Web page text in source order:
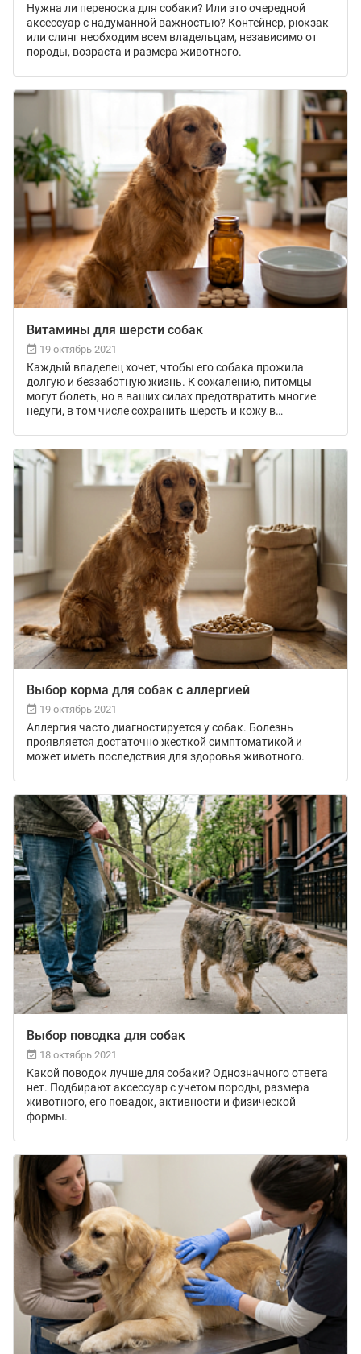
Нужна ли переноска для собаки? Или это очередной
аксессуар с надуманной важностью? Контейнер, рюкзак
или слинг необходим всем владельцам, независимо от
породы, возраста и размера животного.
Витамины для шерсти собак
19 октябрь 2021
Каждый владелец хочет, чтобы его собака прожила
долгую и беззаботную жизнь. К сожалению, питомцы
могут болеть, но в ваших силах предотвратить многие
недуги, в том числе сохранить шерсть и кожу в
Выбор корма для собак с аллергией
19 октябрь 2021
Аллергия часто диагностируется у собак. Болезнь
проявляется достаточно жесткой симптоматикой и
может иметь последствия для здоровья животного.
Выбор поводка для собак
18 октябрь 2021
Какой поводок лучше для собаки? Однозначного ответа
нет. Подбирают аксессуар с учетом породы, размера
животного, его повадок, активности и физической
формы.